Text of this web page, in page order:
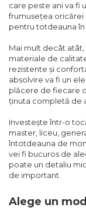
care peste ani va fi
frumusețea oricărei
pentru totdeauna în
Mai mult decât
materiale de
rezistente și
absolvire va fi un
plăcere de fiecare
ținuta completă de
Investește într-o
master, liceu,
întotdeauna de
vei fi bucuros de
poate un detaliu
de important.
Alege un